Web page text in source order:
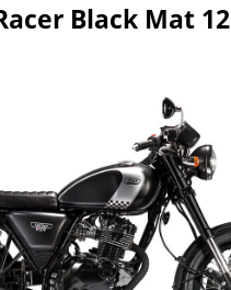
Black Mat